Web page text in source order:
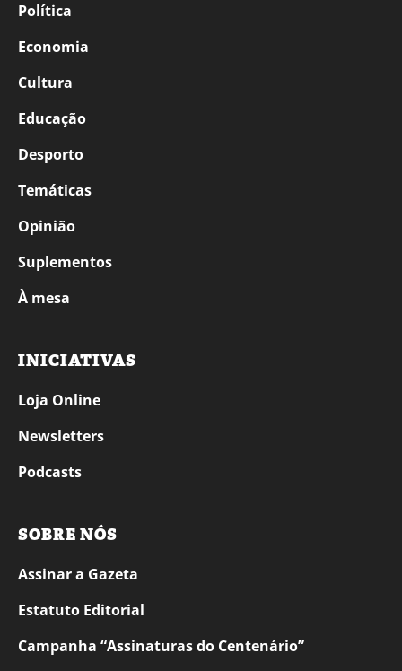
Política
Economia
Cultura
Educação
Desporto
Temáticas
Opinião
Suplementos
À mesa
INICIATIVAS
Loja Online
Newsletters
Podcasts
SOBRE NÓS
Assinar a Gazeta
Estatuto Editorial
Campanha “Assinaturas do Centenário”